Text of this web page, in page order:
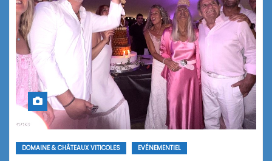
DOMAINE & CHÂTEAUX VITICOLES EVÉNEMENTIEL